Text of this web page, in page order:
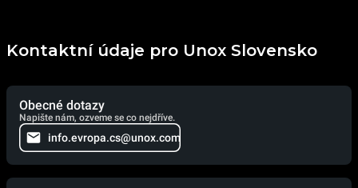
Kontaktní údaje pro Unox Slovensko
Obecné dotazy
Napište nám, ozveme se co nejdříve.
info.evropa.cs@unox.com